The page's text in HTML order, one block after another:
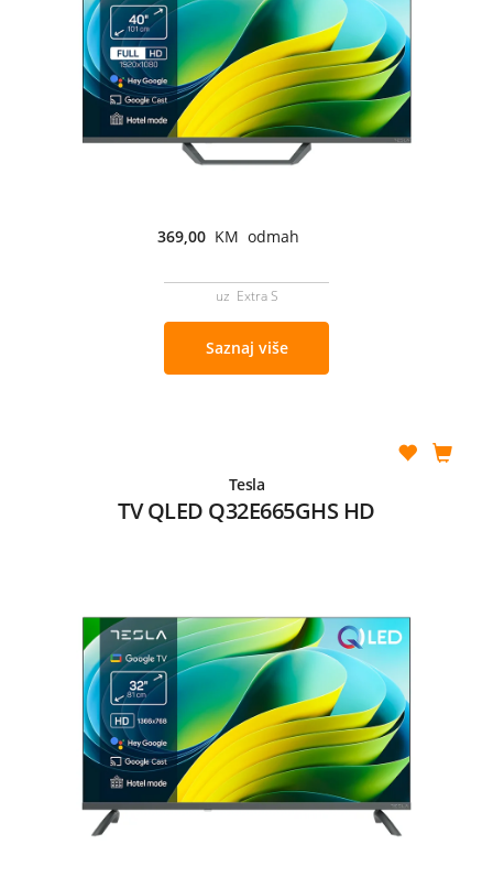
369,00 KM odmah
uz Extra S
Saznaj više
Tesla
TV QLED Q32E665GHS HD